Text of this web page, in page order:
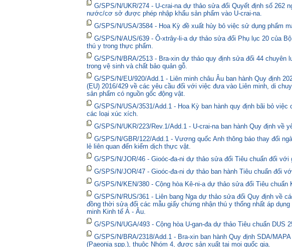
G/SPS/N/UKR/274 - U-crai-na dự thảo sửa đổi Quyết định số
nước/cơ sở được phép nhập khẩu sản phẩm vào U-crai-na.
G/SPS/N/USA/3584 - Hoa Kỳ đề xuất hủy bỏ việc sử dụng phẩm
G/SPS/N/AUS/639 - Ô-xtrây-li-a dự thảo sửa đổi Phụ lục 20 của
thú y trong thực phẩm.
G/SPS/N/BRA/2513 - Bra-xin dự thảo quy định sửa đổi 44 chuyên
trong vệ sinh và chất bảo quản gỗ.
G/SPS/N/EU/920/Add.1 - Liên minh châu Âu ban hành Quy định
(EU) 2016/429 về các yêu cầu đối với việc đưa vào Liên minh, di
sản phẩm có nguồn gốc động vật.
G/SPS/N/USA/3531/Add.1 - Hoa Kỳ ban hành quy định bãi bỏ
các loại xúc xích.
G/SPS/N/UKR/223/Rev.1/Add.1 - U-crai-na ban hành Quy định về
G/SPS/N/GBR/122/Add.1 - Vương quốc Anh thông báo thay đổi
lẻ liên quan đến kiểm dịch thực vật.
G/SPS/N/JOR/46 - Gioóc-đa-ni dự thảo sửa đổi Tiêu chuẩn đối
G/SPS/N/JOR/47 - Gioóc-đa-ni dự thảo ban hành Tiêu chuẩn đối
G/SPS/N/KEN/380 - Cộng hòa Kê-ni-a dự thảo sửa đổi Tiêu
G/SPS/N/RUS/361 - Liên bang Nga dự thảo sửa đổi Quy định về
đồng thời sửa đổi các mẫu giấy chứng nhận thú y thống nhất áp
minh Kinh tế Á - Âu.
G/SPS/N/UGA/493 - Cộng hòa U-gan-đa dự thảo Tiêu chuẩn DUS
G/SPS/N/BRA/2318/Add.1 - Bra-xin ban hành Quy định SDA/
(Paeonia spp.), thuộc Nhóm 4, được sản xuất tại mọi quốc gia.